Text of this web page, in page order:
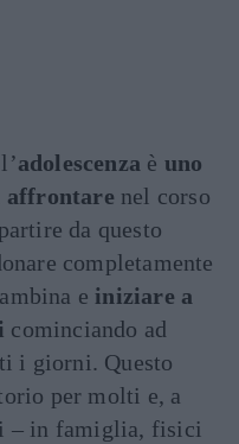
adolescenza è uno
nel corso
da questo
completamente
e iniziare a
cominciando ad
i giorni. Questo
per molti e, a
– in famiglia, fisici